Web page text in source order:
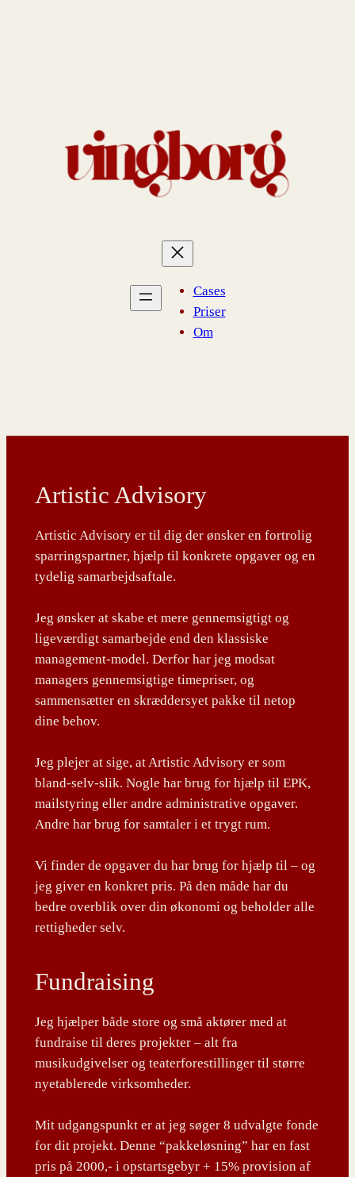
Cases
Priser
Om
Artistic Advisory
Artistic Advisory er til dig der ønsker en fortrolig
sparringspartner, hjælp til konkrete opgaver og en
tydelig samarbejdsaftale.
Jeg ønsker at skabe et mere gennemsigtigt og
ligeværdigt samarbejde end den klassiske
management-model. Derfor har jeg modsat
managers gennemsigtige timepriser, og
sammensætter en skræddersyet pakke til netop
dine behov.
Jeg plejer at sige, at Artistic Advisory er som
bland-selv-slik. Nogle har brug for hjælp til EPK,
mailstyring eller andre administrative opgaver.
Andre har brug for samtaler i et trygt rum.
Vi finder de opgaver du har brug for hjælp til – og
jeg giver en konkret pris. På den måde har du
bedre overblik over din økonomi og beholder alle
rettigheder selv.
Fundraising
Jeg hjælper både store og små aktører med at
fundraise til deres projekter – alt fra
musikudgivelser og teaterforestillinger til større
nyetablerede virksomheder.
Mit udgangspunkt er at jeg søger 8 udvalgte fonde
for dit projekt. Denne “pakkeløsning” har en fast
pris på 2000,- i opstartsgebyr + 15% provision af